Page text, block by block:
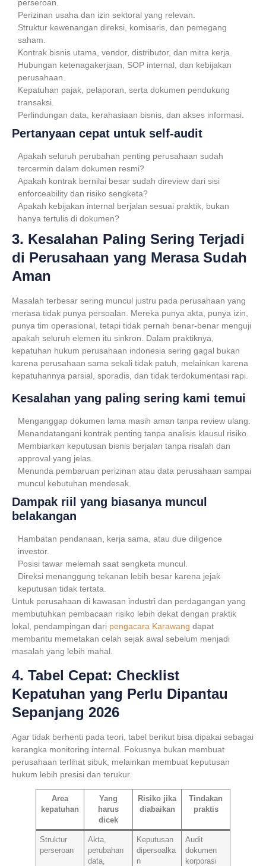
perseroan.
Perizinan usaha dan izin sektoral yang relevan.
Struktur kewenangan direksi, komisaris, dan pemegang
saham.
Kontrak bisnis utama, vendor, distributor, dan mitra kerja.
Hubungan ketenagakerjaan, SOP internal, dan kebijakan
perusahaan.
Kepatuhan pajak, pelaporan, serta dokumen pendukung
transaksi.
Perlindungan data, kerahasiaan bisnis, dan akses informasi.
Pertanyaan cepat untuk self-audit
Apakah seluruh perubahan penting perusahaan sudah
tercermin dalam dokumen resmi?
Apakah kontrak bernilai besar sudah direview dari sisi
enforceability dan risiko sengketa?
Apakah kebijakan internal berjalan sesuai praktik, bukan
hanya tertulis di dokumen?
3. Kesalahan Paling Sering Terjadi
di Perusahaan yang Merasa Sudah
Aman
Masalah terbesar sering muncul justru pada perusahaan yang
merasa tidak punya persoalan. Mereka punya akta, punya izin,
punya tim operasional, tetapi tidak pernah benar-benar menguji
apakah seluruh elemen itu sinkron. Dalam praktiknya,
kepatuhan hukum perusahaan indonesia sering gagal bukan
karena perusahaan sama sekali tidak patuh, melainkan karena
kepatuhannya parsial, sporadis, dan tidak terdokumentasi rapi.
Kesalahan yang paling sering kami temui
Menganggap dokumen lama masih aman tanpa review ulang.
Menandatangani kontrak penting tanpa analisis klausul risiko.
Membiarkan keputusan bisnis berjalan tanpa risalah dan
approval yang jelas.
Menunda pembaruan perizinan atau data perusahaan sampai
muncul kebutuhan mendesak.
Dampak riil yang biasanya muncul
belakangan
Hambatan pendanaan, kerja sama, atau due diligence
investor.
Posisi tawar melemah saat sengketa muncul.
Direksi menanggung tekanan lebih besar karena jejak
keputusan tidak tertata.
Untuk perusahaan di kawasan industri dan perdagangan yang
membutuhkan pembacaan risiko lebih dekat dengan praktik
lokal, pendampingan dari pengacara Karawang dapat
membantu memetakan celah sejak awal sebelum menjadi
masalah yang lebih mahal.
4. Tabel Cepat: Checklist
Kepatuhan yang Perlu Dipantau
Sepanjang 2026
Agar tidak berhenti pada teori, tabel berikut bisa dipakai sebagai
kerangka monitoring internal. Fokusnya bukan membuat
perusahaan terlihat sibuk, melainkan membuat keputusan
hukum lebih presisi dan terukur.
Area
kepatuhan
Yang
harus
dicek
Risiko jika
diabaikan
Tindakan
praktis
Struktur
perseroan
Akta,
perubahan
data,
Keputusan
dipersoalka
n
Audit
dokumen
korporasi